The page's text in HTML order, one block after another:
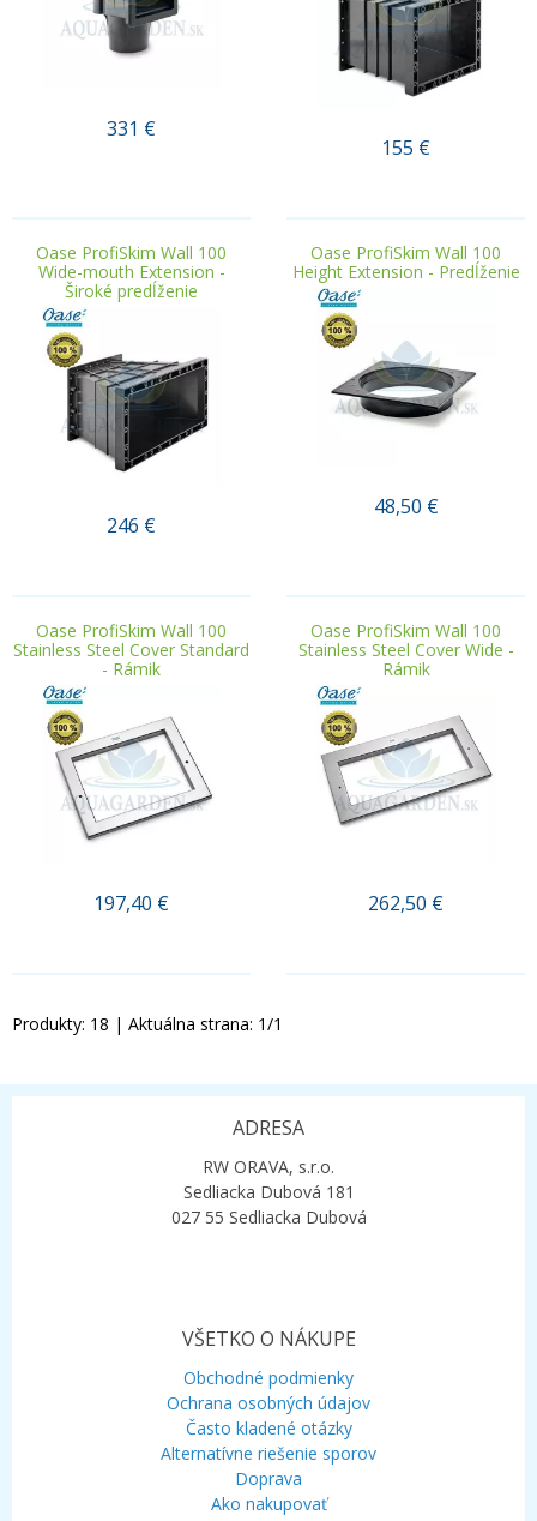
331 €
155 €
Oase ProfiSkim Wall 100
Wide-mouth Extension -
Široké predĺženie
246 €
Oase ProfiSkim Wall 100
Height Extension - Predĺženie
48,50 €
Oase ProfiSkim Wall 100
Stainless Steel Cover Standard
- Rámik
197,40 €
Oase ProfiSkim Wall 100
Stainless Steel Cover Wide -
Rámik
262,50 €
Produkty: 18 | Aktuálna strana: 1/1
ADRESA
RW ORAVA, s.r.o.
Sedliacka Dubová 181
027 55 Sedliacka Dubová
VŠETKO O NÁKUPE
Obchodné podmienky
Ochrana osobných údajov
Často kladené otázky
Alternatívne riešenie sporov
Doprava
Ako nakupovať